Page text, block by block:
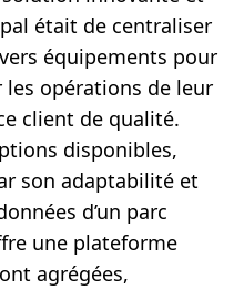
était de centraliser
équipements pour
opérations de leur
client de qualité.
disponibles,
son adaptabilité et
d’un parc
une plateforme
agrégées,